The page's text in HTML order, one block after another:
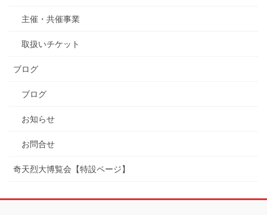
主催・共催事業
取扱いチケット
ブログ
ブログ
お知らせ
お問合せ
奇天烈大博覧会【特設ページ】